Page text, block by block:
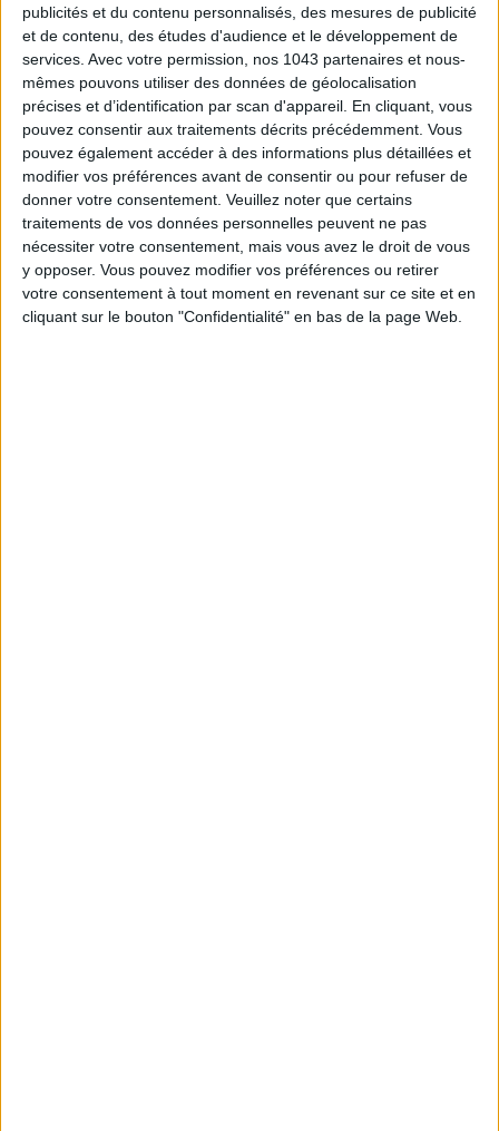
publicités et du contenu personnalisés, des mesures de publicité
et de contenu, des études d'audience et le développement de
services. Avec votre permission, nos 1043 partenaires et nous-
mêmes pouvons utiliser des données de géolocalisation
précises et d’identification par scan d'appareil. En cliquant, vous
pouvez consentir aux traitements décrits précédemment. Vous
pouvez également accéder à des informations plus détaillées et
modifier vos préférences avant de consentir ou pour refuser de
donner votre consentement. Veuillez noter que certains
traitements de vos données personnelles peuvent ne pas
nécessiter votre consentement, mais vous avez le droit de vous
y opposer. Vous pouvez modifier vos préférences ou retirer
votre consentement à tout moment en revenant sur ce site et en
cliquant sur le bouton "Confidentialité" en bas de la page Web.
LES SNEAKERS STARS DE L’ÉTÉ
Inscrivez-vous à notre newsletter